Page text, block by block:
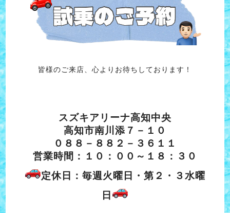
皆様のご来店、心よりお待ちしております！
スズキアリーナ高知中央
高知市南川添７－１０
０８８－８８２－３６１１
営業時間：１０：００～１８：３０
定休日：毎週火曜日・第２・３水曜
日